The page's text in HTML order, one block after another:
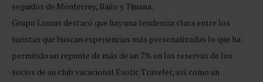
seguidos de Monterrey, Bajío y Tijuana.
Grupo Lomas destacó que hay una tendencia clara entre los
turistas que buscan experiencias más personalizadas lo que ha
permitido un repunte de más de un 7% en las reservas de los
socios de su club vacacional Exotic Traveler, así como un